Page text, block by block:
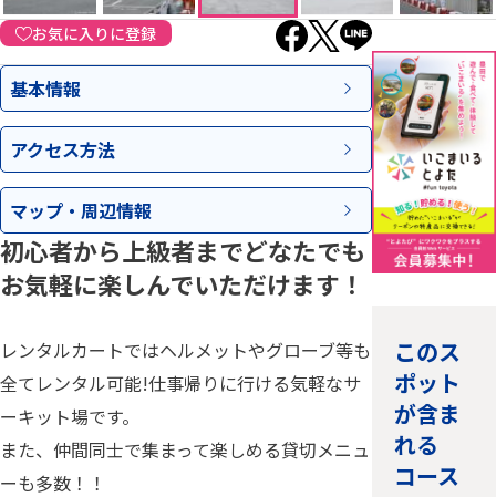
お気に入りに登録
基本情報
アクセス方法
マップ・ 周辺情報
初心者から上級者までどなたでも
お気軽に楽しんでいただけます！
レンタルカートではヘルメットやグローブ等も
全てレンタル可能!仕事帰りに行ける気軽なサ
ーキット場です。
また、仲間同士で集まって楽しめる貸切メニュ
ーも多数！！
このス
ポット
が含ま
れる
コース